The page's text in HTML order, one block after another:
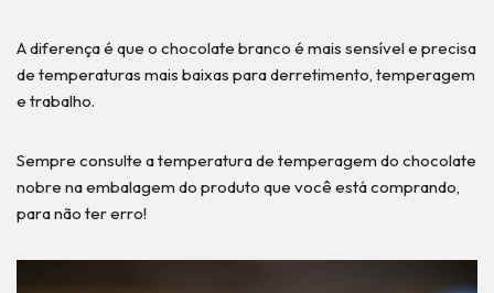
A diferença é que o chocolate branco é mais sensível e precisa
de temperaturas mais baixas para derretimento, temperagem
e trabalho.
Sempre consulte a temperatura de temperagem do chocolate
nobre na embalagem do produto que você está comprando,
para não ter erro!